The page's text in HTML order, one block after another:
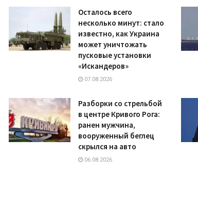
Осталось всего
несколько минут: стало
известно, как Украина
может уничтожать
пусковые установки
«Искандеров»
07.08.2026
Разборки со стрельбой
в центре Кривого Рога:
ранен мужчина,
вооруженный беглец
скрылся на авто
06.08.2026